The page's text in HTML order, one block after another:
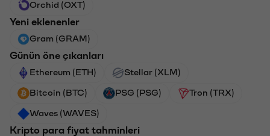
Orchid (OXT)
Yeni eklenenler
Gram (GRAM)
Günün öne çıkanları
Ethereum (ETH) Stellar (XLM)
Bitcoin (BTC) PSG (PSG) Tron (TRX)
Waves (WAVES)
Kripto para fiyat tahminleri